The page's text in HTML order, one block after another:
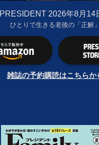
PRESIDENT 2026年8月14
ひとりで生きる老後の「正解」
雑誌の予約購読はこちらか